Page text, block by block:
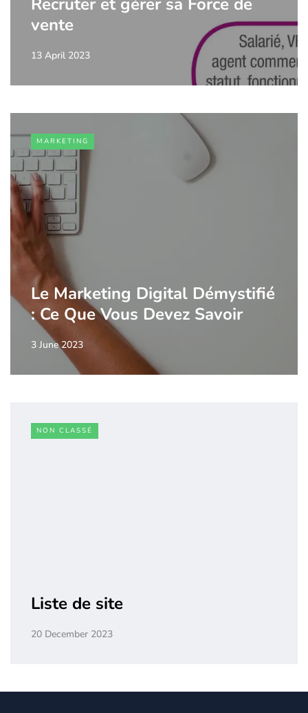
vente
13 April 2023
MARKETING
Le Marketing Digital Démystifié
: Ce Que Vous Devez Savoir
3 June 2023
NON CLASSÉ
Liste de site
20 December 2023